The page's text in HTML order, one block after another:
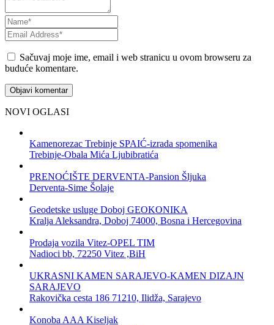
Sačuvaj moje ime, email i web stranicu u ovom browseru za
buduće komentare.
NOVI OGLASI
Kamenorezac Trebinje SPAIĆ-izrada spomenika
Trebinje-Obala Mića Ljubibratića
PRENOĆIŠTE DERVENTA-Pansion Šljuka
Derventa-Sime Šolaje
Geodetske usluge Doboj GEOKONIKA
Kralja Aleksandra, Doboj 74000, Bosna i Hercegovina
Prodaja vozila Vitez-OPEL TIM
Nadioci bb, 72250 Vitez ,BiH
UKRASNI KAMEN SARAJEVO-KAMEN DIZAJN
SARAJEVO
Rakovička cesta 186 71210, Ilidža, Sarajevo
Konoba AAA Kiseljak